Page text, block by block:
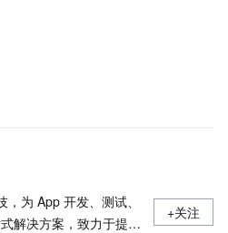
为 App 开发、测试、
解决方案，致力于提供
+关注